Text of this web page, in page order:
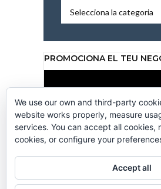
categories
PROMOCIONA EL TEU
de
vídeo
We use our own and third-party
website works properly, measure
services. You can accept all cookies,
cookies, or configure your
Accept all